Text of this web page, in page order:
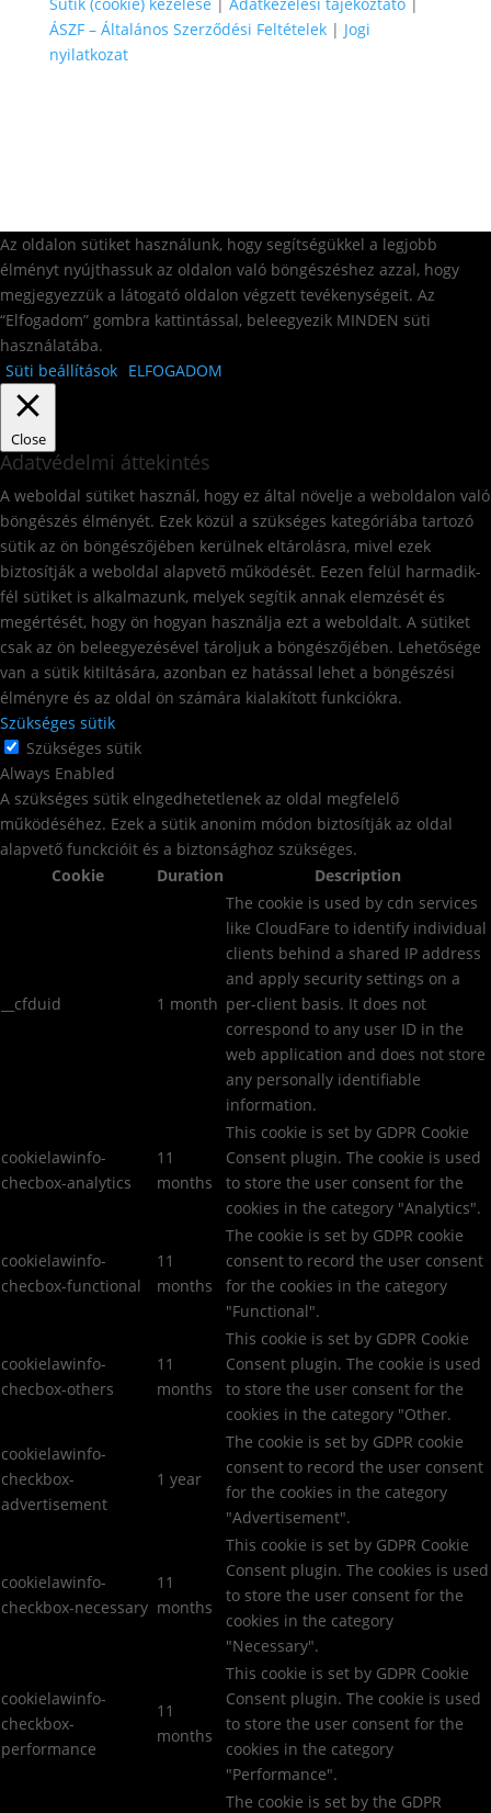
ÁSZF – Általános Szerződési Feltételek| Jogi
nyilatkozat
Az oldalon sütiket használunk, hogy segítségükkel a legjobb
élményt nyújthassuk az oldalon való böngészéshez azzal, hogy
megjegyezzük a látogató oldalon végzett tevékenységeit. Az
“Elfogadom” gombra kattintással, beleegyezik MINDEN süti
használatába.
Süti beállítások ELFOGADOM
Close
Adatvédelmi áttekintés
A weboldal sütiket használ, hogy ez által növelje a weboldalon való
böngészés élményét. Ezek közül a szükséges kategóriába tartozó
sütik az ön böngészőjében kerülnek eltárolásra, mivel ezek
biztosítják a weboldal alapvető működését. Eezen felül harmadik-
fél sütiket is alkalmazunk, melyek segítik annak elemzését és
megértését, hogy ön hogyan használja ezt a weboldalt. A sütiket
csak az ön beleegyezésével tároljuk a böngészőjében. Lehetősége
van a sütik kitiltására, azonban ez hatással lehet a böngészési
élményre és az oldal ön számára kialakított funkciókra.
Szükséges sütik
Szükséges sütik
Always Enabled
A szükséges sütik elngedhetetlenek az oldal megfelelő
működéséhez. Ezek a sütik anonim módon biztosítják az oldal
alapvető funckcióit és a biztonsághoz szükséges.
Cookie
Duration Description
__cfduid 1 month
The cookie is used by cdn services
like CloudFare to identify individual
clients behind a shared IP address
and apply security settings on a
per-client basis. It does not
correspond to any user ID in the
web application and does not store
any personally identifiable
information.
cookielawinfo-
checbox-analytics
11
months
This cookie is set by GDPR Cookie
Consent plugin. The cookie is used
to store the user consent for the
cookies in the category "Analytics".
cookielawinfo-
checbox-functional
11
months
The cookie is set by GDPR cookie
consent to record the user consent
for the cookies in the category
"Functional".
cookielawinfo-
checbox-others
11
months
This cookie is set by GDPR Cookie
Consent plugin. The cookie is used
to store the user consent for the
cookies in the category "Other.
cookielawinfo-
checkbox-
advertisement
1 year
The cookie is set by GDPR cookie
consent to record the user consent
for the cookies in the category
"Advertisement".
cookielawinfo-
checkbox-necessary
11
months
This cookie is set by GDPR Cookie
Consent plugin. The cookies is used
to store the user consent for the
cookies in the category
"Necessary".
cookielawinfo-
checkbox-
performance
11
months
This cookie is set by GDPR Cookie
Consent plugin. The cookie is used
to store the user consent for the
cookies in the category
"Performance".
The cookie is set by the GDPR